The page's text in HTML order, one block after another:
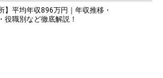
】平均年収896万円｜年収推移・
役職別など徹底解説！